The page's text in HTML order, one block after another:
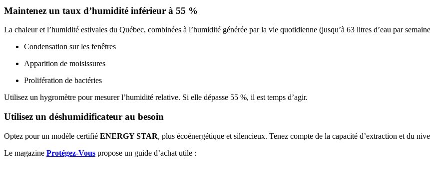
Maintenez un taux d’humidité inférieur à 55 %
La chaleur et l’humidité estivales du Québec, combinées à l’humidité générée par la vie quotidienne (jusqu’à 63 litres d’eau par
Condensation sur les fenêtres
Apparition de moisissures
Prolifération de bactéries
Utilisez un hygromètre pour mesurer l’humidité relative. Si elle dépasse 55 %, il est temps d’agir.
Utilisez un déshumidificateur au besoin
Optez pour un modèle certifié ENERGY STAR, plus écoénergétique et silencieux. Tenez compte de la capacité d’extraction et du
Le magazine Protégez-Vous propose un guide d’achat utile :